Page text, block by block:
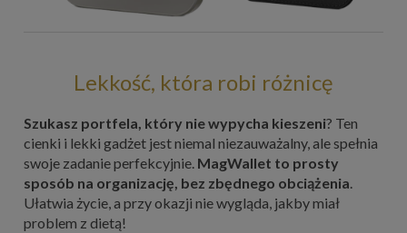
Lekkość, która robi różnicę
Szukasz portfela, który nie wypycha kieszeni? Ten
cienki i lekki gadżet jest niemal niezauważalny, ale spełnia
swoje zadanie perfekcyjnie. MagWallet to prosty
sposób na organizację, bez zbędnego obciążenia.
Ułatwia życie, a przy okazji nie wygląda, jakby miał
problem z dietą!